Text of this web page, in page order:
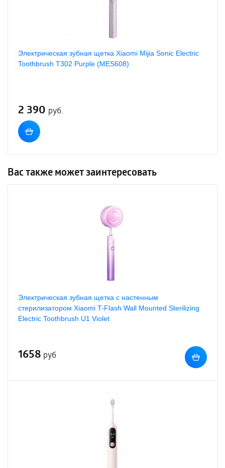
Электрическая зубная щетка Xiaomi Mijia Sonic Electric
Toothbrush T302 Purple (MES608)
2 390 руб.
Вас также может заинтересовать
Электрическая зубная щетка с настенным
стерилизатором Xiaomi T-Flash Wall Mounted Sterilizing
Electric Toothbrush U1 Violet
1658 руб